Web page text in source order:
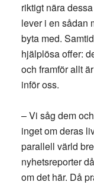
riktigt nära
lever i en sådan
byta med.
hjälplösa offer:
och framför allt
inför oss.
– Vi såg dem
inget om deras
parallell värld
nyhetsreporter
om det här. Då